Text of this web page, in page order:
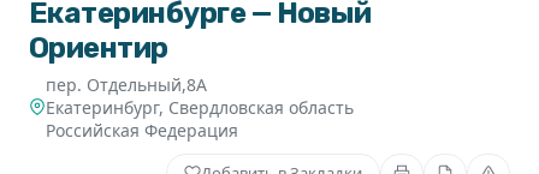
Екатеринбурге — Новый
Ориентир
пер. Отдельный,8А
Екатеринбург, Свердловская область
Российская Федерация